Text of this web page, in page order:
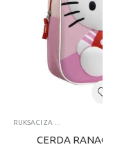
CERDA RANAC